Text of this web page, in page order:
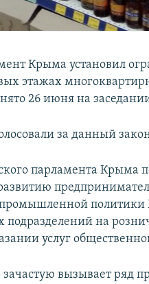
Крыма установил
этажах
26 июня на
за данный
парламента Крыма
политики
подразделений на
услуг
вызывает ряд